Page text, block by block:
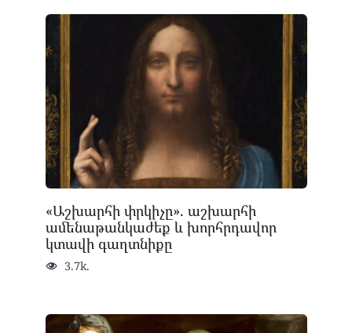
«Աշխարհի փրկիչը». աշխարհի
ամենաթանկաժեք և խորհրդավոր
կտավի գաղտնիքը
3.7k.